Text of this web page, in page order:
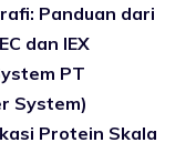
Panduan dari
dan IEX
PT
System)
Protein Skala